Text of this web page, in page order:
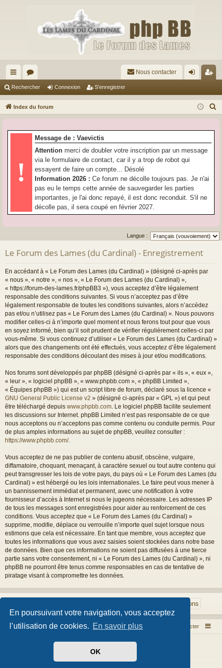
En poursuivant votre navigation, vous acceptez
l’utilisation de cookies. En savoir plus
OK
cc
ès
pi
or
u
s
Nous contacter
ne
on
nr
ist
Rechercher Connexion S’enregistrer
Index du forum
!
Message de : Vaevictis
Attention merci de doubler votre inscription par un message
via le formulaire de contact, car il y a trop de robot qui
essayent de faire un compte... Désolé
Information 2026 : Ce forum ne décolle toujours pas. Je n'ai
pas eu le temps cette année de sauvegarder les parties
importantes, je l'ai donc repayé, il est donc reconduit. S'il ne
décolle pas, il sera coupé en février 2027.
Langue :
Le Forum des Lames (du Cardinal) - Enregistrement
En accédant à « Le Forum des Lames (du Cardinal) » (désigné ci-après par
« nous », « notre », « nos », « Le Forum des Lames (du Cardinal) »,
« https://forum-des-lames.fr/phpBB3 »), vous acceptez d’être légalement
responsable des conditions suivantes. Si vous n’acceptez pas d’être
légalement responsable de toutes les conditions suivantes, alors n’accédez
pas et/ou n’utilisez pas « Le Forum des Lames (du Cardinal) ». Nous pouvons
modifier celles-ci à n’importe quel moment et nous ferons tout pour que vous
en soyez informé, bien qu’il soit prudent de vérifier régulièrement celles-ci par
vous-même. Si vous continuez d’utiliser « Le Forum des Lames (du Cardinal) »
alors que des changements ont été effectués, vous acceptez d’être légalement
responsable des conditions découlant des mises à jour et/ou modifications.
Nos forums sont développés par phpBB (désigné ci-après par « ils », « eux »,
« leur », « logiciel phpBB », « www.phpbb.com », « phpBB Limited »,
« Équipes phpBB ») qui est un script libre de forum, déclaré sous la licence «
GNU General Public License v2 » (désigné ci-après par « GPL ») et qui peut
être téléchargé depuis www.phpbb.com. Le logiciel phpBB facilite seulement
les discussions sur Internet. phpBB Limited n’est pas responsable de ce que
nous acceptons ou n’acceptons pas comme contenu ou conduite permis. Pour
de plus amples informations au sujet de phpBB, veuillez consulter :
https://www.phpbb.com/.
Vous acceptez de ne pas publier de contenu abusif, obscène, vulgaire,
diffamatoire, choquant, menaçant, à caractère sexuel ou tout autre contenu qui
peut transgresser les lois de votre pays, du pays où « Le Forum des Lames (du
Cardinal) » est hébergé ou les lois internationales. Le faire peut vous mener à
un bannissement immédiat et permanent, avec une notification à votre
fournisseur d’accès à Internet si nous le jugeons nécessaire. Les adresses IP
de tous les messages sont enregistrées pour aider au renforcement de ces
conditions. Vous acceptez que « Le Forum des Lames (du Cardinal) »
supprime, modifie, déplace ou verrouille n’importe quel sujet lorsque nous
estimons que cela est nécessaire. En tant que membre, vous acceptez que
toutes les informations que vous avez saisies soient stockées dans notre base
de données. Bien que ces informations ne soient pas diffusées à une tierce
partie sans votre consentement, ni « Le Forum des Lames (du Cardinal) », ni
phpBB ne pourront être tenus comme responsables en cas de tentative de
piratage visant à compromettre les données.
Index du forum Nous contacter
Développé parphpBB® Forum Software © phpBB Limited
Arty- phpBB 3.3 par MrGaby
phpBB-fr.com